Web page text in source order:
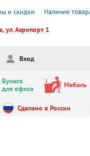
и скидки Наличие
ул. Аэропорт 1
Вход
Бумага
для офиса
Мебель
Сделано в России